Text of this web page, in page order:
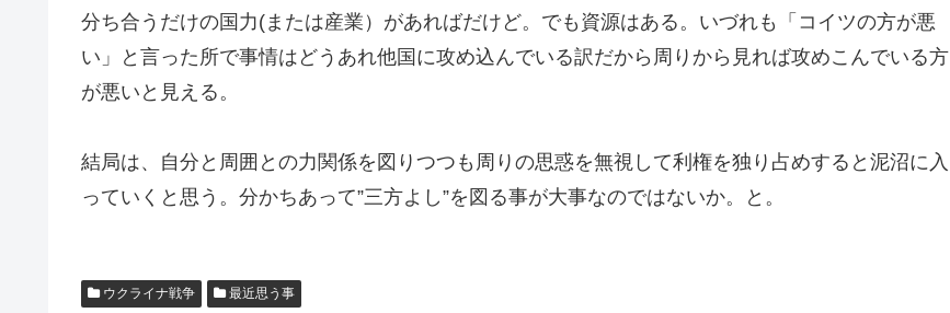
分ち合うだけの国力(または産業）があればだけど。でも資源はある。いづれも「コイツの方が悪
い」と言った所で事情はどうあれ他国に攻め込んでいる訳だから周りから見れば攻めこんでいる方
が悪いと見える。
結局は、自分と周囲との力関係を図りつつも周りの思惑を無視して利権を独り占めすると泥沼に入
っていくと思う。分かちあって”三方よし”を図る事が大事なのではないか。と。
ウクライナ戦争 最近思う事